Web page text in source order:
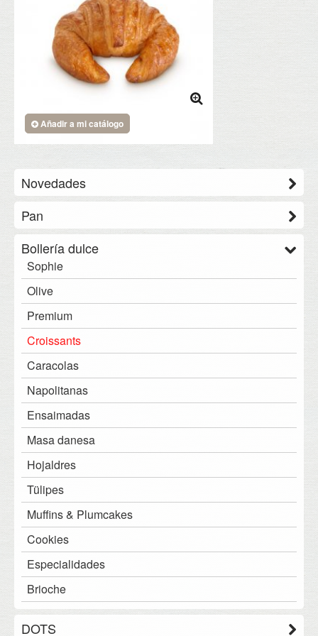
Añadir a mi catálogo
Novedades
Pan
Saint Honoré
Los Panes del Obrador
Gran Reserva
Tradicional
Saludable
PanBurger
Cristallino
Focaccias y Paninis
Panes de Molde
Especialidades
Restauración
Molletes
Maestra
Bollería dulce
Sophie
Olive
Premium
Croissants
Caracolas
Napolitanas
Ensaimadas
Masa danesa
Hojaldres
Tülipes
Muffins & Plumcakes
Cookies
Especialidades
Brioche
DOTS